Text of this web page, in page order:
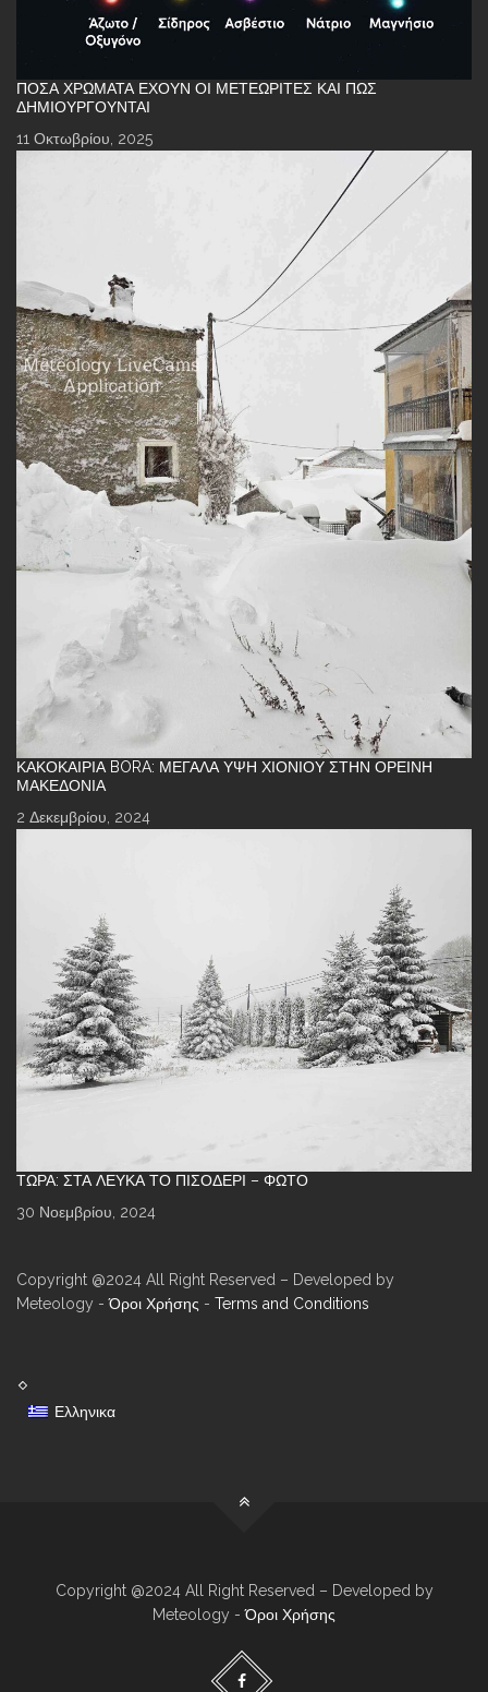
ΠΌΣΑ ΧΡΏΜΑΤΑ ΈΧΟΥΝ ΟΙ ΜΕΤΕΩΡΊΤΕΣ ΚΑΙ ΠΏΣ
ΔΗΜΙΟΥΡΓΟΎΝΤΑΙ
11 Οκτωβρίου, 2025
ΚΑΚΟΚΑΙΡΊΑ BORA: ΜΕΓΆΛΑ ΎΨΗ ΧΙΟΝΙΟΎ ΣΤΗΝ ΟΡΕΙΝΉ
ΜΑΚΕΔΟΝΊΑ
2 Δεκεμβρίου, 2024
ΤΏΡΑ: ΣΤΑ ΛΕΥΚΆ ΤΟ ΠΙΣΟΔΈΡΙ – ΦΩΤΌ
30 Νοεμβρίου, 2024
Copyright @2024 All Right Reserved – Developed by
Meteology -Όροι Χρήσης - Terms and Conditions
Ελληνικα
Copyright @2024 All Right Reserved – Developed by
Meteology -Όροι Χρήσης